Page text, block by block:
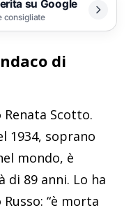
su Google
consigliate
di
Scotto.
1934, soprano
mondo, è
di 89 anni. Lo ha
“è morta